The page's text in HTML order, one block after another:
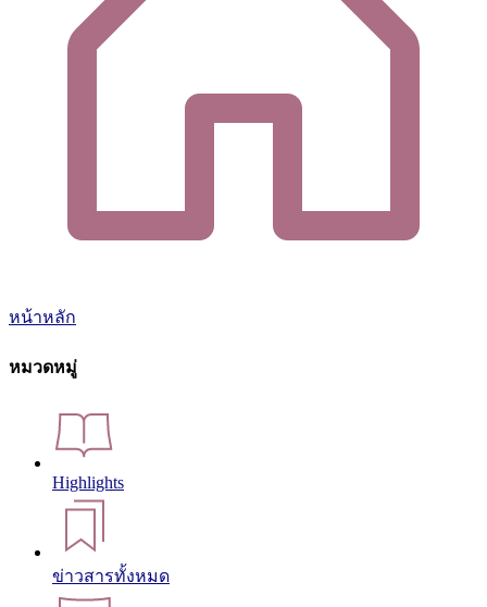
หน้าหลัก
หมวดหมู่
Highlights
ข่าวสารทั้งหมด